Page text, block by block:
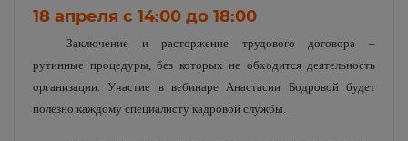
18 апреля c 14:00 до 18:00
Заключение и расторжение трудового договора –
рутинные процедуры, без которых не обходится деятельность
организации. Участие в вебинаре Анастасии Бодровой будет
полезно каждому специалисту кадровой службы.